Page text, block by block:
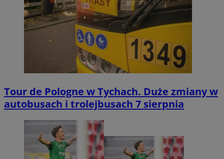
Tour de Pologne w Tychach. Duże zmiany w
autobusach i trolejbusach 7 sierpnia